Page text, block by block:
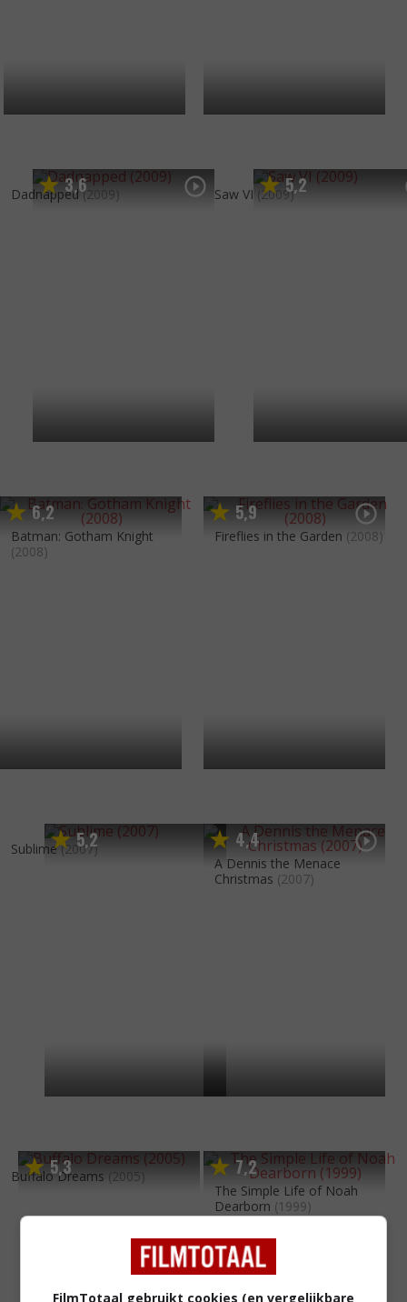
3,6
Dadnapped (2009) 5,2
Saw VI (2009)
6,2
Batman: Gotham Knight
(2008)
5,9
Fireflies in the Garden (2008)
5,2
Sublime (2007) 4,4
A Dennis the Menace
Christmas (2007)
5,3
Buffalo Dreams (2005) 7,2
The Simple Life of Noah
Dearborn (1999)
FilmTotaal gebruikt cookies (en vergelijkbare